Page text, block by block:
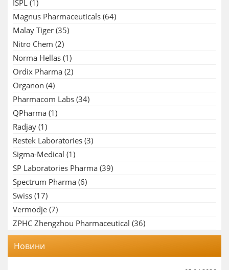
ISPL (1)
Magnus Pharmaceuticals (64)
Malay Tiger (35)
Nitro Chem (2)
Norma Hellas (1)
Ordix Pharma (2)
Organon (4)
Pharmacom Labs (34)
QPharma (1)
Radjay (1)
Restek Laboratories (3)
Sigma-Medical (1)
SP Laboratories Pharma (39)
Spectrum Pharma (6)
Swiss (17)
Vermodje (7)
ZPHC Zhengzhou Pharmaceutical (36)
Новини